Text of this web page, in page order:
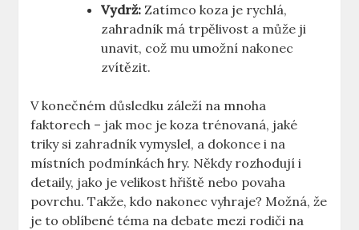
Vydrž: Zatímco koza je rychlá,
zahradník má trpělivost a může ji
unavit, což mu umožní nakonec
zvítězit.
V konečném důsledku záleží na mnoha
faktorech – jak moc je koza trénovaná, jaké
triky si zahradník vymyslel, a dokonce i na
místních podmínkách hry. Někdy rozhodují i
detaily, jako je velikost hřiště nebo povaha
povrchu. Takže, kdo nakonec vyhraje? Možná, že
je to oblíbené téma na debate mezi rodiči na